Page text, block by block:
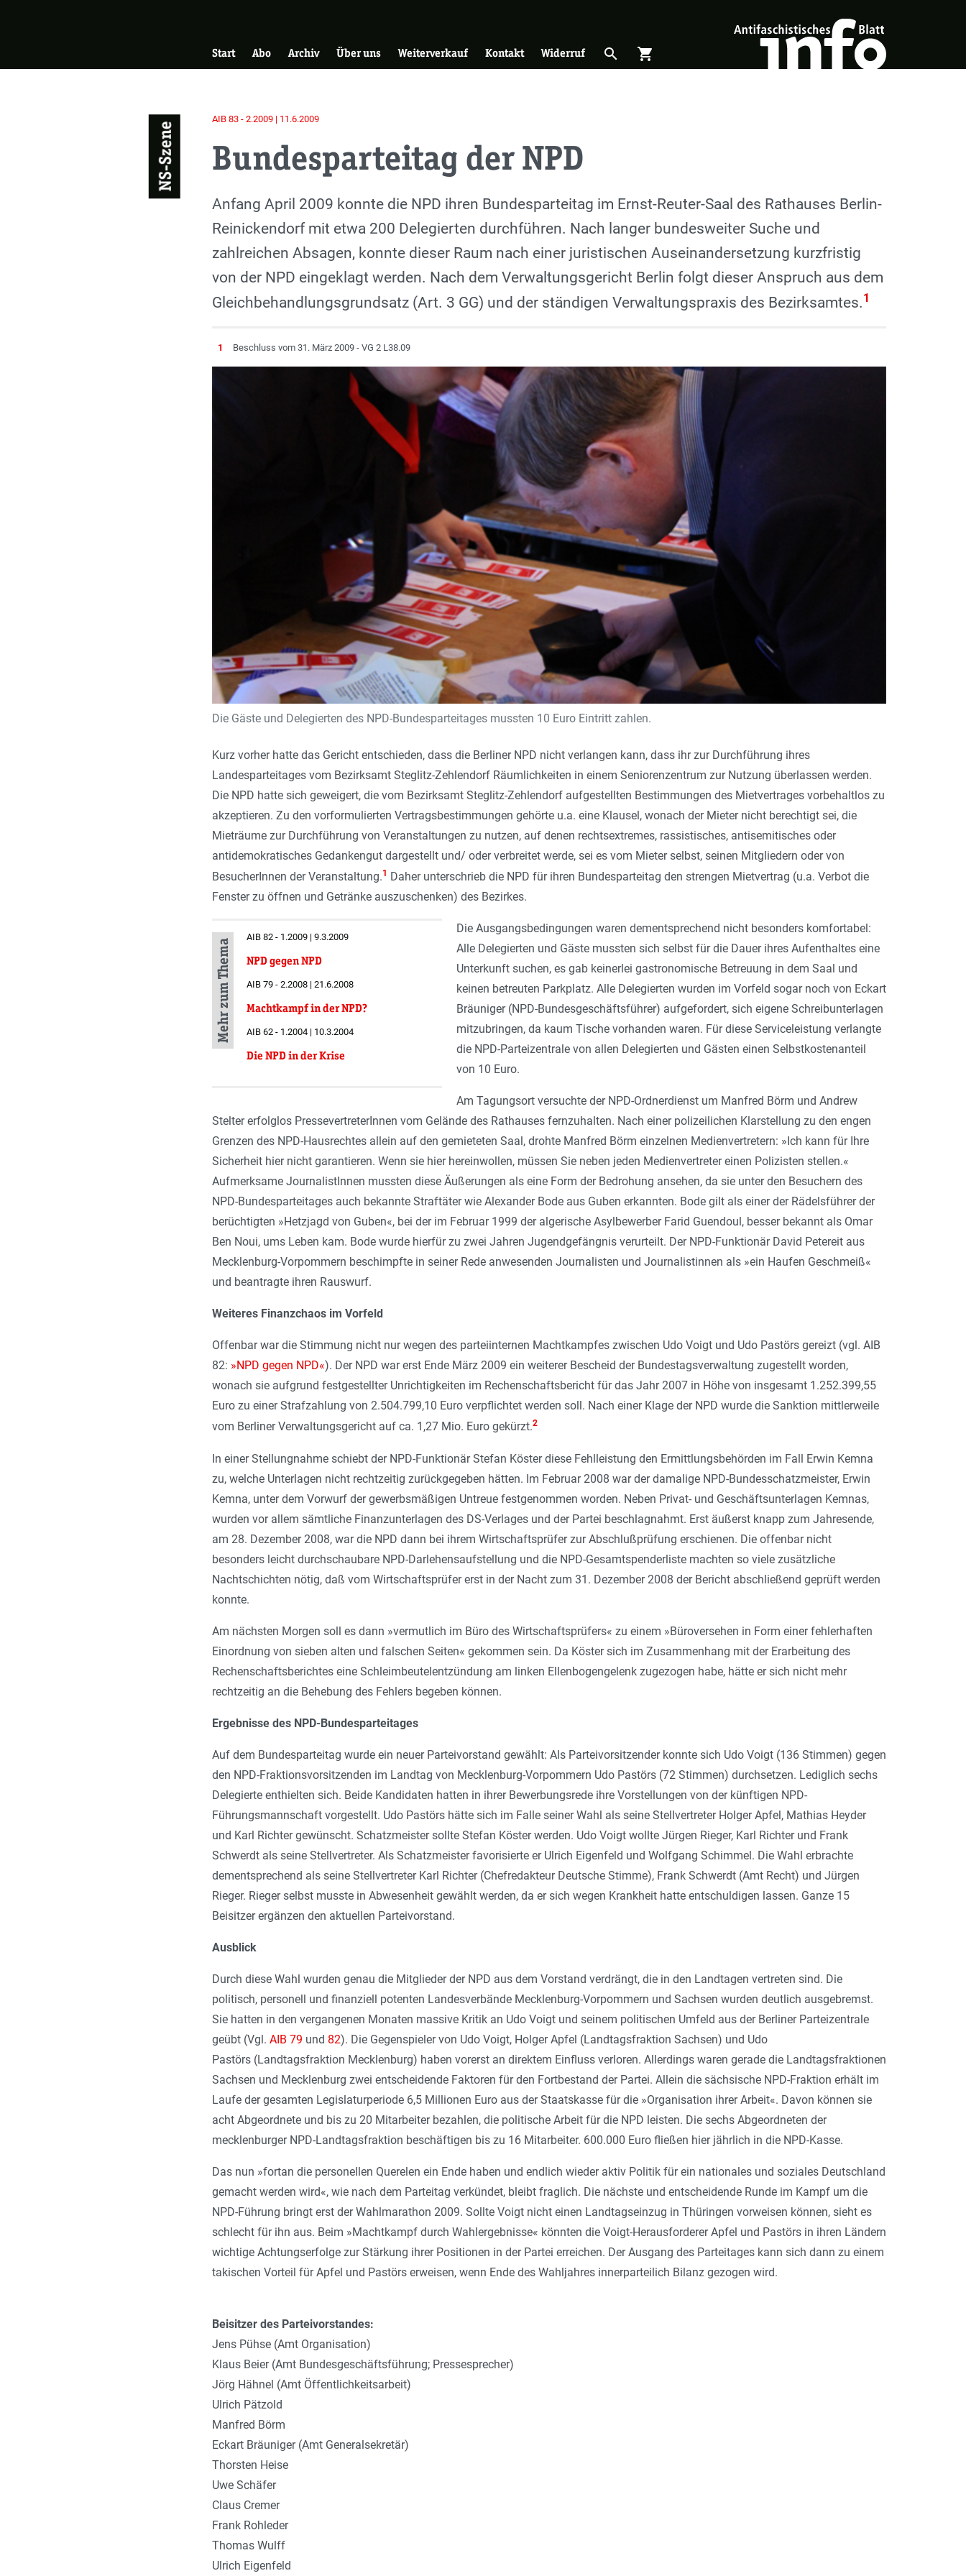
Hauptnavigation
Start Abo Archiv Über uns Weiterverkauf Kontakt Widerruf Suche öffnen
search Warenkorb öffnen
shopping_cart
NS-Szene
AIB 83 - 2.2009 | 11.6.2009
Bundesparteitag der NPD
Einleitung
Anfang April 2009 konnte die NPD ihren Bundesparteitag im Ernst-Reuter-Saal des Rathauses Berlin-
Reinickendorf mit etwa 200 Delegierten durchführen. Nach langer bundesweiter Suche und
zahlreichen Absagen, konnte dieser Raum nach einer juristischen Auseinandersetzung kurzfristig
von der NPD eingeklagt werden. Nach dem Verwaltungsgericht Berlin folgt dieser Anspruch aus dem
Gleichbehandlungsgrundsatz (Art. 3 GG) und der ständigen Verwaltungspraxis des Bezirksamtes.1
1 Beschluss vom 31. März 2009 - VG 2 L38.09
Die Gäste und Delegierten des NPD-Bundesparteitages mussten 10 Euro Eintritt zahlen.
Kurz vorher hatte das Gericht entschieden, dass die Berliner NPD nicht verlangen kann, dass ihr zur Durchführung ihres
Landesparteitages vom Bezirksamt Steglitz-Zehlendorf Räumlichkeiten in einem Seniorenzentrum zur Nutzung überlassen werden.
Die NPD hatte sich geweigert, die vom Bezirksamt Steglitz-Zehlendorf aufgestellten Bestimmungen des Mietvertrages vorbehaltlos zu
akzeptieren. Zu den vorformulierten Vertragsbestimmungen gehörte u.a. eine Klausel, wonach der Mieter nicht berechtigt sei, die
Mieträume zur Durchführung von Veranstaltungen zu nutzen, auf denen rechtsextremes, rassistisches, antisemitisches oder
antidemokratisches Gedankengut dargestellt und/ oder verbreitet werde, sei es vom Mieter selbst, seinen Mitgliedern oder von
BesucherInnen der Veranstaltung.1
Daher unterschrieb die NPD für ihren Bundesparteitag den strengen Mietvertrag (u.a. Verbot die
Fenster zu öffnen und Getränke auszuschenken) des Bezirkes.
Mehr zum Thema
AIB 82 - 1.2009 | 9.3.2009
NPD gegen NPD
AIB 79 - 2.2008 | 21.6.2008
Machtkampf in der NPD?
AIB 62 - 1.2004 | 10.3.2004
Die NPD in der Krise
Die Ausgangsbedingungen waren dementsprechend nicht besonders komfortabel:
Alle Delegierten und Gäste mussten sich selbst für die Dauer ihres Aufenthaltes eine
Unterkunft suchen, es gab keinerlei gastronomische Betreuung in dem Saal und
keinen betreuten Parkplatz. Alle Delegierten wurden im Vorfeld sogar noch von Eckart
Bräuniger (NPD-Bundesgeschäftsführer) aufgefordert, sich eigene Schreibunterlagen
mitzubringen, da kaum Tische vorhanden waren. Für diese Serviceleistung verlangte
die NPD-Parteizentrale von allen Delegierten und Gästen einen Selbstkostenanteil
von 10 Euro.
Am Tagungsort versuchte der NPD-Ordnerdienst um Manfred Börm und Andrew
Stelter erfolglos PressevertreterInnen vom Gelände des Rathauses fernzuhalten. Nach einer polizeilichen Klarstellung zu den engen
Grenzen des NPD-Hausrechtes allein auf den gemieteten Saal, drohte Manfred Börm einzelnen Medienvertretern: »Ich kann für Ihre
Sicherheit hier nicht garantieren. Wenn sie hier hereinwollen, müssen Sie neben jeden Medienvertreter einen Polizisten stellen.«
Aufmerksame JournalistInnen mussten diese Äußerungen als eine Form der Bedrohung ansehen, da sie unter den Besuchern des
NPD-Bundesparteitages auch bekannte Straftäter wie Alexander Bode aus Guben erkannten. Bode gilt als einer der Rädelsführer der
berüchtigten »Hetzjagd von Guben«, bei der im Februar 1999 der algerische Asylbewerber Farid Guendoul, besser bekannt als Omar
Ben Noui, ums Leben kam. Bode wurde hierfür zu zwei Jahren Jugendgefängnis verurteilt. Der NPD-Funktionär David Petereit aus
Mecklenburg-Vorpommern beschimpfte in seiner Rede anwesenden Journalisten und Journalistinnen als »ein Haufen Geschmeiß«
und beantragte ihren Rauswurf.
Weiteres Finanzchaos im Vorfeld
Offenbar war die Stimmung nicht nur wegen des parteiinternen Machtkampfes zwischen Udo Voigt und Udo Pastörs gereizt (vgl. AIB
82: »NPD gegen NPD«). Der NPD war erst Ende März 2009 ein weiterer Bescheid der Bundestagsverwaltung zugestellt worden,
wonach sie aufgrund festgestellter Unrichtigkeiten im Rechenschaftsbericht für das Jahr 2007 in Höhe von insgesamt 1.252.399,55
Euro zu einer Strafzahlung von 2.504.799,10 Euro verpflichtet werden soll. Nach einer Klage der NPD wurde die Sanktion mittlerweile
vom Berliner Verwaltungsgericht auf ca. 1,27 Mio. Euro gekürzt.2
In einer Stellungnahme schiebt der NPD-Funktionär Stefan Köster diese Fehlleistung den Ermittlungsbehörden im Fall Erwin Kemna
zu, welche Unterlagen nicht rechtzeitig zurückgegeben hätten. Im Februar 2008 war der damalige NPD-Bundesschatzmeister, Erwin
Kemna, unter dem Vorwurf der gewerbsmäßigen Untreue festgenommen worden. Neben Privat- und Geschäftsunterlagen Kemnas,
wurden vor allem sämtliche Finanzunterlagen des DS-Verlages und der Partei beschlagnahmt. Erst äußerst knapp zum Jahresende,
am 28. Dezember 2008, war die NPD dann bei ihrem Wirtschaftsprüfer zur Abschlußprüfung erschienen. Die offenbar nicht
besonders leicht durchschaubare NPD-Darlehensaufstellung und die NPD-Gesamtspenderliste machten so viele zusätzliche
Nachtschichten nötig, daß vom Wirtschaftsprüfer erst in der Nacht zum 31. Dezember 2008 der Bericht abschließend geprüft werden
konnte.
Am nächsten Morgen soll es dann »vermutlich im Büro des Wirtschaftsprüfers« zu einem »Büroversehen in Form einer fehlerhaften
Einordnung von sieben alten und falschen Seiten« gekommen sein. Da Köster sich im Zusammenhang mit der Erarbeitung des
Rechenschaftsberichtes eine Schleimbeutelentzündung am linken Ellenbogengelenk zugezogen habe, hätte er sich nicht mehr
rechtzeitig an die Behebung des Fehlers begeben können.
Ergebnisse des NPD-Bundesparteitages
Auf dem Bundesparteitag wurde ein neuer Parteivorstand gewählt: Als Parteivorsitzender konnte sich Udo Voigt (136 Stimmen) gegen
den NPD-Fraktionsvorsitzenden im Landtag von Mecklenburg-Vorpommern Udo Pastörs (72 Stimmen) durchsetzen. Lediglich sechs
Delegierte enthielten sich. Beide Kandidaten hatten in ihrer Bewerbungsrede ihre Vorstellungen von der künftigen NPD-
Führungsmannschaft vorgestellt. Udo Pastörs hätte sich im Falle seiner Wahl als seine Stellvertreter Holger Apfel, Mathias Heyder
und Karl Richter gewünscht. Schatzmeister sollte Stefan Köster werden. Udo Voigt wollte Jürgen Rieger, Karl Richter und Frank
Schwerdt als seine Stellvertreter. Als Schatzmeister favorisierte er Ulrich Eigenfeld und Wolfgang Schimmel. Die Wahl erbrachte
dementsprechend als seine Stellvertreter Karl Richter (Chefredakteur Deutsche Stimme), Frank Schwerdt (Amt Recht) und Jürgen
Rieger. Rieger selbst musste in Abwesenheit gewählt werden, da er sich wegen Krankheit hatte entschuldigen lassen. Ganze 15
Beisitzer ergänzen den aktuellen Parteivorstand.
Ausblick
Durch diese Wahl wurden genau die Mitglieder der NPD aus dem Vorstand verdrängt, die in den Landtagen vertreten sind. Die
politisch, personell und finanziell potenten Landesverbände Mecklenburg-Vorpommern und Sachsen wurden deutlich ausgebremst.
Sie hatten in den vergangenen Monaten massive Kritik an Udo Voigt und seinem politischen Umfeld aus der Berliner Parteizentrale
geübt (Vgl. AIB 79 und 82). Die Gegenspieler von Udo Voigt, Holger Apfel (Landtagsfraktion Sachsen) und Udo
Pastörs (Landtagsfraktion Mecklenburg) haben vorerst an direktem Einfluss verloren. Allerdings waren gerade die Landtagsfraktionen
Sachsen und Mecklenburg zwei entscheidende Faktoren für den Fortbestand der Partei. Allein die sächsische NPD-Fraktion erhält im
Laufe der gesamten Legislaturperiode 6,5 Millionen Euro aus der Staatskasse für die »Organisation ihrer Arbeit«. Davon können sie
acht Abgeordnete und bis zu 20 Mitarbeiter bezahlen, die politische Arbeit für die NPD leisten. Die sechs Abgeordneten der
mecklenburger NPD-Landtagsfraktion beschäftigen bis zu 16 Mitarbeiter. 600.000 Euro fließen hier jährlich in die NPD-Kasse.
Das nun »fortan die personellen Querelen ein Ende haben und endlich wieder aktiv Politik für ein nationales und soziales Deutschland
gemacht werden wird«, wie nach dem Parteitag verkündet, bleibt fraglich. Die nächste und entscheidende Runde im Kampf um die
NPD-Führung bringt erst der Wahlmarathon 2009. Sollte Voigt nicht einen Landtagseinzug in Thüringen vorweisen können, sieht es
schlecht für ihn aus. Beim »Machtkampf durch Wahlergebnisse« könnten die Voigt-Herausforderer Apfel und Pastörs in ihren Ländern
wichtige Achtungserfolge zur Stärkung ihrer Positionen in der Partei erreichen. Der Ausgang des Parteitages kann sich dann zu einem
takischen Vorteil für Apfel und Pastörs erweisen, wenn Ende des Wahljahres innerparteilich Bilanz gezogen wird.
Beisitzer des Parteivorstandes:
Jens Pühse (Amt Organisation)
Klaus Beier (Amt Bundesgeschäftsführung; Pressesprecher)
Jörg Hähnel (Amt Öffentlichkeitsarbeit)
Ulrich Pätzold
Manfred Börm
Eckart Bräuniger (Amt Generalsekretär)
Thorsten Heise
Uwe Schäfer
Claus Cremer
Frank Rohleder
Thomas Wulff
Ulrich Eigenfeld